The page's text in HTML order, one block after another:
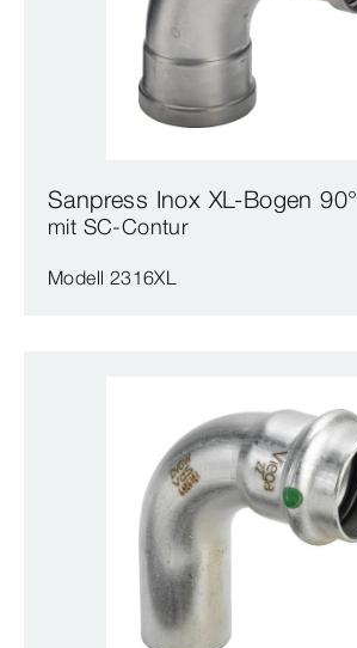
Sanpress Inox XL-Bogen 90°
mit SC‑Contur
Modell 2316XL